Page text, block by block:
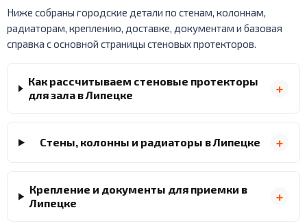
Ниже собраны городские детали по стенам, колоннам,
радиаторам, креплению, доставке, документам и базовая
справка с основной страницы стеновых протекторов.
Как рассчитываем стеновые протекторы
для зала в Липецке
Стены, колонны и радиаторы в Липецке
Крепление и документы для приемки в
Липецке